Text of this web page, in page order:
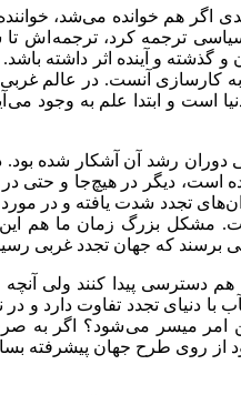
هم خوانده می‌شد،
ترجمه کرد، ترجمه اش تا
گذشته و آینده اثر داشته
کارسازی آنست. در عالم
و ابتدا علم به وجود می
رشد آن آشکار شده بود.
دیگر در هیچ‌جا و حتی در
تجدد شدت یافته و در مورد
مشکل بزرگ زمان ما هم
برسند که جهان تجدد غربی
دسترسی پیدا کنند ولی آنچه
دنیای تجدد تفاوت دارد و
این امر میسر می شود؟ اگر
از روی طرح جهان پیشرفته